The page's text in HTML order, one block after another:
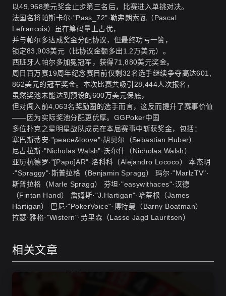
以49,968美元奖金止步第三名后，比赛进入单挑对决。
法国名将帕斯卡尔·"Pass_72"·勒弗朗索瓦（Pascal
Lefrancois）虽在筹码量上占优，
并与帕尔多达成奖金分配协议，但最终功亏一篑，
锁定83,903美元（比协议金额多出1.2万美元）。
西班牙人帕尔多加冕冠军，获得71,880美元奖金。
周日百万赛19周年纪念赛目前仅剩32名选手继续争夺高达601,
862美元的冠军奖金。本次比赛共吸引28,444人次报名，
虽然奖池未能达到预设的600万美元保底，
但对闯入前4,063名奖励圈的选手而言，这反而提升了赛事价值
——因为实际奖池分配更优厚。 GGPoker中国
多位扑克之星明星战队成员在本届赛事中斩获奖金，包括：
塞巴斯蒂安·"peace&loove"·胡贝尔（Sebastian Huber）
尼古拉斯·"Nicholas Walsh"·沃尔什（Nicholas Walsh）
亚历杭德罗·"[Papo]AR"·洛科科（Alejandro Lococo） 本杰明
·"Spraggy"·斯普拉格（Benjamin Spragg） 玛尔·"MarlzTV"·
斯普拉格（Marle Spragg） 芬坦·"easywithaces"·汉德
（Fintan Hand） 詹姆斯·"J.Hartigan"·哈蒂根（James
Hartigan） 巴尼·"PokerVoice"·博特曼（Barny Boatman）
拉瑟·雅格·"Wistern"·劳里森（Lasse Jagd Lauritsen）
相关文章